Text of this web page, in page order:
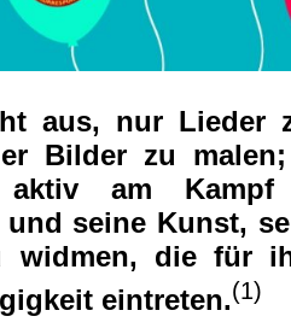
aus, nur Lieder
Bilder zu
aktiv am
und seine Kunst,
widmen, die für
eintreten.(1)